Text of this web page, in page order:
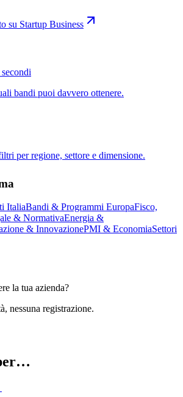
su Startup Business
bandi puoi davvero ottenere.
per regione, settore e dimensione.
ItaliaBandi & Programmi EuropaFisco,
& NormativaEnergia &
& InnovazionePMI & EconomiaSettori
la tua azienda?
nessuna registrazione.